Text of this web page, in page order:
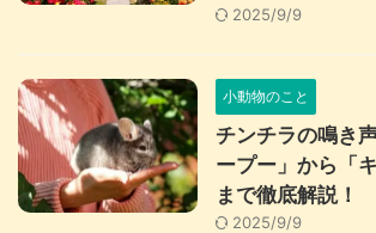
2025/9/9
小動物のこと
チンチラの鳴き
ープー」から「
まで徹底解説！
2025/9/9